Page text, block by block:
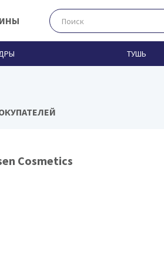
ТУШЬ
Cosmetics